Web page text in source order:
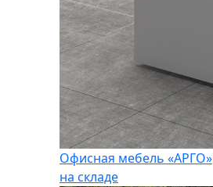
Офисная мебель «АРГО»
на складе